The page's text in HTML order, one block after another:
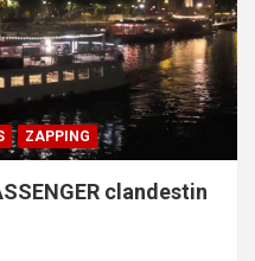
ZAPPING
clandestin